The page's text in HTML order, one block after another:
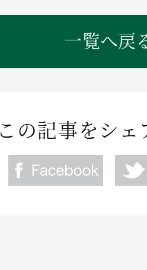
一覧へ戻
この記事をシ